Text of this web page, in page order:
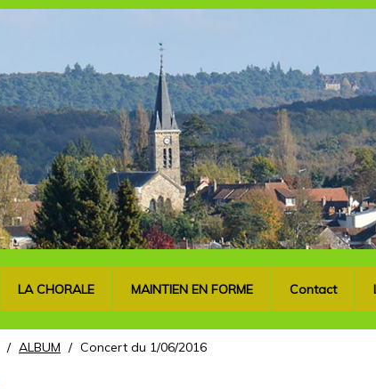
LA CHORALE MAINTIEN EN FORME Contact
/ ALBUM / Concert du 1/06/2016